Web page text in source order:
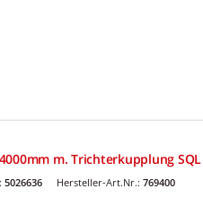
m. Trichterkupplung SQL
5026636 Hersteller-Art.Nr.: 769400